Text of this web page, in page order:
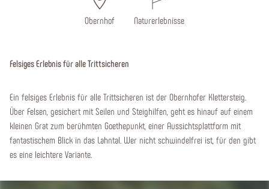
Obernhof Naturerlebnisse
Felsiges Erlebnis für alle Trittsicheren
Ein felsiges Erlebnis für alle Trittsicheren ist der Obernhofer Klettersteig.
Über Felsen, gesichert mit Seilen und Steighilfen, geht es hinauf auf einem
kleinen Grat zum berühmten Goethepunkt, einer Aussichtsplattform mit
fantastischem Blick in das Lahntal. Wer nicht schwindelfrei ist, für den gibt
es eine leichtere Variante.